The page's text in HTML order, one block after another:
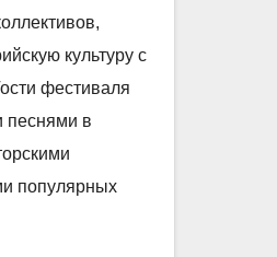
культуру с
фестиваля
песнями в
популярных